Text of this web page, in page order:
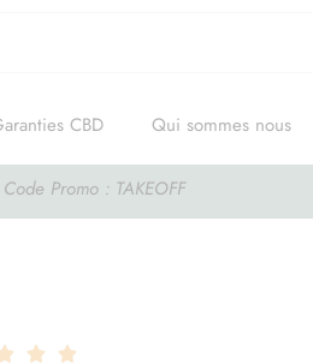
CBD Qui sommes nous
Promo : TAKEOFF
 